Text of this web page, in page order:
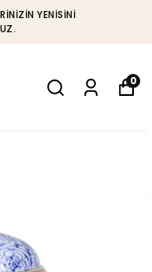
YENISINI
0